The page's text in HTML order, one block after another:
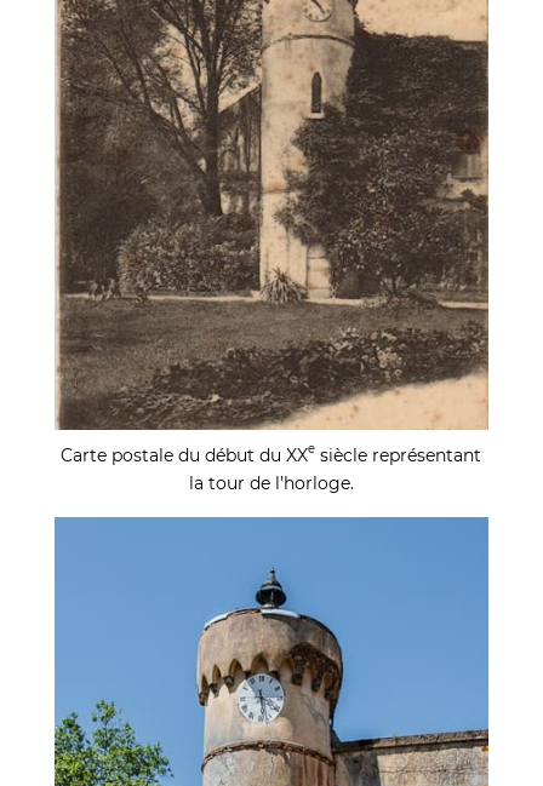
Carte postale du début du XXe siècle représentant
la tour de l’horloge.